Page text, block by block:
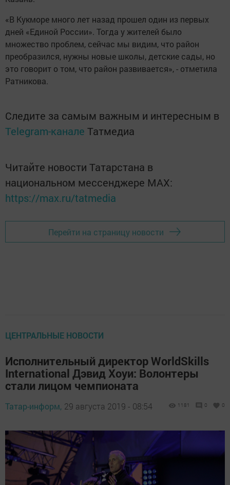
«В Кукморе много лет назад прошел один из первых
дней «Единой России». Тогда у жителей было
множество проблем, сейчас мы видим, что район
преобразился, нужны новые школы, детские сады, но
это говорит о том, что район развивается», - отметила
Ратникова.
Следите за самым важным и интересным в
Telegram-канале Татмедиа
Читайте новости Татарстана в
национальном мессенджере MАХ:
https://max.ru/tatmedia
Перейти на страницу новости
ЦЕНТРАЛЬНЫЕ НОВОСТИ
Исполнительный директор WorldSkills
International Дэвид Хоуи: Волонтеры
стали лицом чемпионата
Татар-информ, 29 августа 2019 - 08:54 1181 0 0